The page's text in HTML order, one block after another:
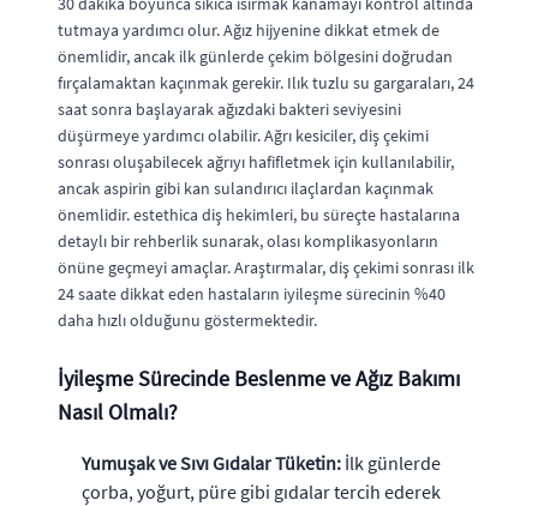
tutmaya yardımcı olur. Ağız hijyenine dikkat etmek de
önemlidir, ancak ilk günlerde çekim bölgesini doğrudan
fırçalamaktan kaçınmak gerekir. Ilık tuzlu su gargaraları, 24
saat sonra başlayarak ağızdaki bakteri seviyesini
düşürmeye yardımcı olabilir. Ağrı kesiciler, diş çekimi
sonrası oluşabilecek ağrıyı hafifletmek için kullanılabilir,
ancak aspirin gibi kan sulandırıcı ilaçlardan kaçınmak
önemlidir. estethica diş hekimleri, bu süreçte hastalarına
detaylı bir rehberlik sunarak, olası komplikasyonların
önüne geçmeyi amaçlar. Araştırmalar, diş çekimi sonrası ilk
24 saate dikkat eden hastaların iyileşme sürecinin %40
daha hızlı olduğunu göstermektedir.
İyileşme Sürecinde Beslenme ve Ağız Bakımı
Nasıl Olmalı?
Yumuşak ve Sıvı Gıdalar Tüketin: İlk günlerde
çorba, yoğurt, püre gibi gıdalar tercih ederek